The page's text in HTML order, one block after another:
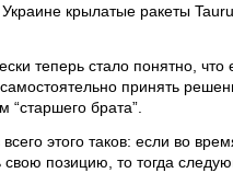
крылатые ракеты
теперь стало понятно,
принять
“старшего брата”.
этого таков: если во
свою позицию, то тогда